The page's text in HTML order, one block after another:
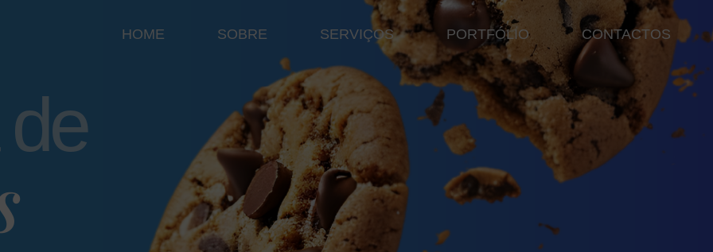
HOME SOBRE SERVIÇOS PORTFÓLIO CONTACTOS